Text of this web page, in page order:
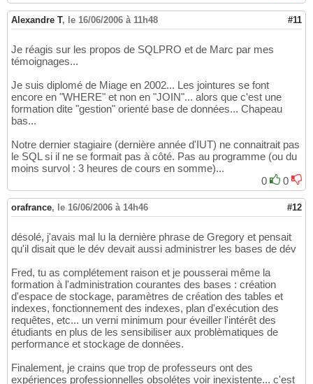
Alexandre T, le 16/06/2006 à 11h48 #11
Je réagis sur les propos de SQLPRO et de Marc par mes
témoignages...
Je suis diplomé de Miage en 2002... Les jointures se font
encore en "WHERE" et non en "JOIN"... alors que c'est une
formation dite "gestion" orienté base de données... Chapeau
bas...
Notre dernier stagiaire (dernière année d'IUT) ne connaitrait pas
le SQL si il ne se formait pas à côté. Pas au programme (ou du
moins survol : 3 heures de cours en somme)...
0
0
orafrance, le 16/06/2006 à 14h46 #12
désolé, j'avais mal lu la dernière phrase de Gregory et pensait
qu'il disait que le dév devait aussi administrer les bases de dév
Fred, tu as complétement raison et je pousserai même la
formation à l'administration courantes des bases : création
d'espace de stockage, paramètres de création des tables et
indexes, fonctionnement des indexes, plan d'exécution des
requêtes, etc... un verni minimum pour éveiller l'intérêt des
étudiants en plus de les sensibiliser aux problèmatiques de
performance et stockage de données.
Finalement, je crains que trop de professeurs ont des
expériences professionnelles obsolétes voir inexistente... c'est